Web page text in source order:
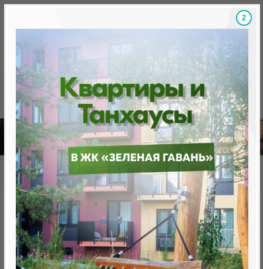
Скидки на новостройки, бонусы Готовые
Главная База новостроек Минска «Минск Мир»
29.4 «Глазго», квартал "Северная Европа"
29.4 «Глазго», квартал
"Северная Европа"
от 0 BYN (0 USD)
1